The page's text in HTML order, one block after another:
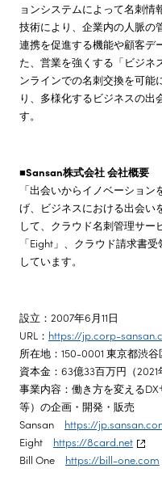
ョンシステムによって名刺
技術により、企業内の人脈の
連携を促進する機能や顧客デ
た、営業を強くする「ビジネ
ンラインでの名刺交換を可能
り、多様化するビジネスの出
す。
■Sansan株式会社 会社概要
「出会いからイノベーショ
げ、ビジネスにおける出会い
して、クラウド名刺管理サー
「Eight」、クラウド請求書
しています。
設立：2007年6月11日
URL： https://jp.corp-
所在地：150-0001 東京都渋
資本金：63億33百万円（2021
事業内容：働き方を変える
等）の企画・開発・販売
Sansan https://
Eight https://8card.net
Bill One https://bill-one.com